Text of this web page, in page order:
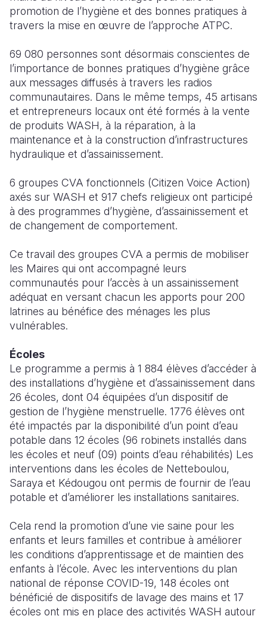
promotion de l’hygiène et des bonnes pratiques à
travers la mise en œuvre de l’approche ATPC.
69 080 personnes sont désormais conscientes de
l’importance de bonnes pratiques d’hygiène grâce
aux messages diffusés à travers les radios
communautaires. Dans le même temps, 45 artisans
et entrepreneurs locaux ont été formés à la vente
de produits WASH, à la réparation, à la
maintenance et à la construction d’infrastructures
hydraulique et d’assainissement.
6 groupes CVA fonctionnels (Citizen Voice Action)
axés sur WASH et 917 chefs religieux ont participé
à des programmes d’hygiène, d’assainissement et
de changement de comportement.
Ce travail des groupes CVA a permis de mobiliser
les Maires qui ont accompagné leurs
communautés pour l’accès à un assainissement
adéquat en versant chacun les apports pour 200
latrines au bénéfice des ménages les plus
vulnérables.
Écoles
Le programme a permis à 1 884 élèves d’accéder à
des installations d’hygiène et d’assainissement dans
26 écoles, dont 04 équipées d’un dispositif de
gestion de l’hygiène menstruelle. 1776 élèves ont
été impactés par la disponibilité d’un point d’eau
potable dans 12 écoles (96 robinets installés dans
les écoles et neuf (09) points d’eau réhabilités) Les
interventions dans les écoles de Netteboulou,
Saraya et Kédougou ont permis de fournir de l’eau
potable et d’améliorer les installations sanitaires.
Cela rend la promotion d’une vie saine pour les
enfants et leurs familles et contribue à améliorer
les conditions d’apprentissage et de maintien des
enfants à l’école. Avec les interventions du plan
national de réponse COVID-19, 148 écoles ont
bénéficié de dispositifs de lavage des mains et 17
écoles ont mis en place des activités WASH autour